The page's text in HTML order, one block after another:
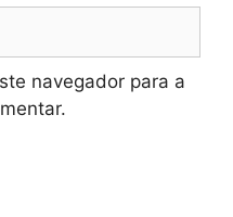
navegador para a